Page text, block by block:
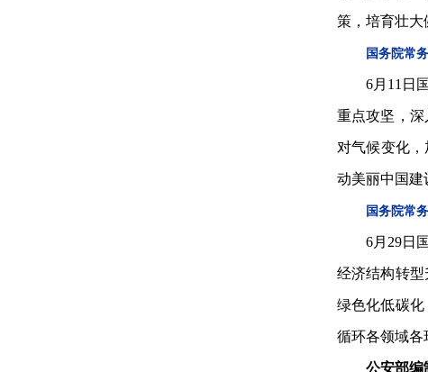
策，培育壮大
国务院常
6月11日
重点攻坚，
对气候变化
动美丽中国建
国务院常
6月29日
经济结构转
绿色化低碳
循环各领域各
公安部编